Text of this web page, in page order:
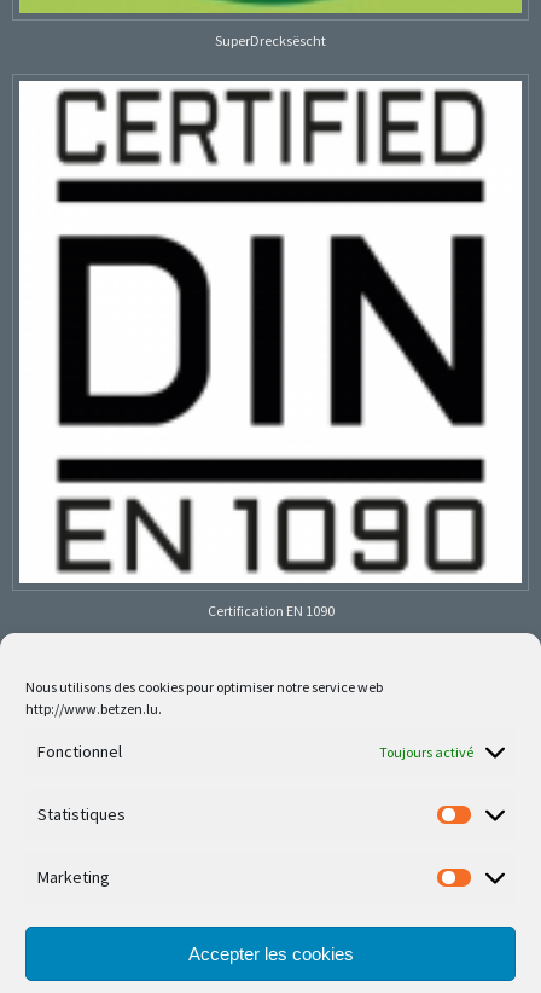
Nous utilisons des cookies pour optimiser notre service web
http://www.betzen.lu.
Fonctionnel Toujours activé
Statistiques
Marketing
Accepter les cookies
SuperDrecksëscht
Certification EN 1090
Follow us on social media